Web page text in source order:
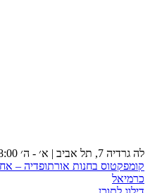
לה גרדיה 7, תל אביב | א׳ - ה׳ 18:00 - 9:00 |
קומפקטוס בחנות אורתופדיה –
כרמיאל